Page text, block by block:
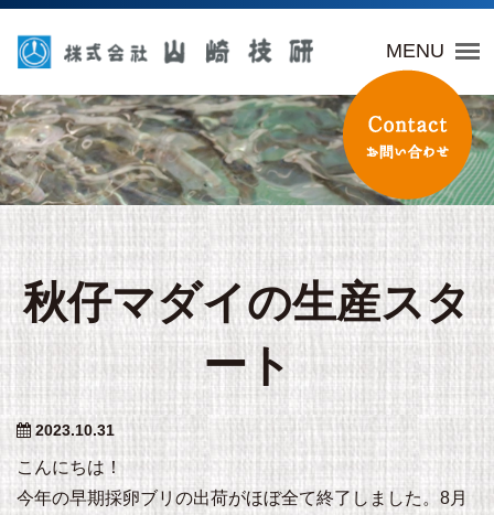
MENU
秋仔マダイの生産スタ
ート
2023.10.31
こんにちは！
今年の早期採卵ブリの出荷がほぼ全て終了しました。8月